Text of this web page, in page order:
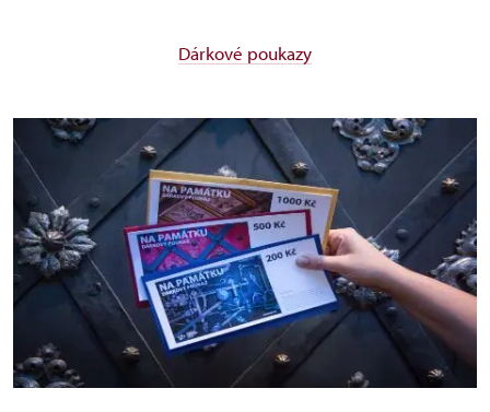
Dárkové poukazy